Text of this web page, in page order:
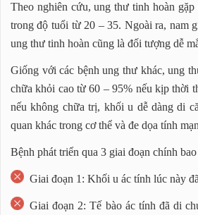
Theo nghiên cứu, ung thư tinh hoàn
trong độ tuổi từ 20 – 35. Ngoài ra, nam
ung thư tinh hoàn cũng là đối tượng dễ
Giống với các bệnh ung thư khác, ung
chữa khỏi cao từ 60 – 95% nếu kịp thời
nếu không chữa trị, khối u dễ dàng di
quan khác trong cơ thể và đe dọa tính
Bệnh phát triển qua 3 giai đoạn chính
Giai đoạn 1: Khối u ác tính lúc này
Giai đoạn 2: Tế bào ác tính đã di